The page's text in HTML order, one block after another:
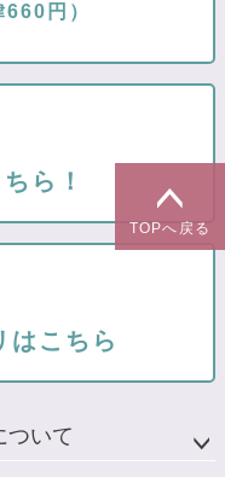
TOPへ戻る
660円）
ら！
こちら
ついて